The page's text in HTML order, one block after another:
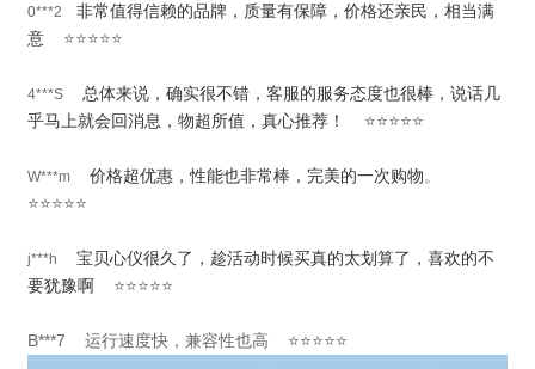
0***2
非常值得信赖的品牌，质量有保障，价格还亲民，相当满
意 ⭐⭐⭐⭐⭐
4***S
总体来说，确实很不错，客服的服务态度也很棒，说话几
乎马上就会回消息，物超所值，真心推荐 ！ ⭐⭐⭐⭐⭐
W***m 价格超优惠，性能也非常棒，完美的一次购物。
⭐⭐⭐⭐⭐
j***h
宝贝心仪很久了，趁活动时候买真的太划算了，喜欢的不
要犹豫啊 ⭐⭐⭐⭐⭐
B***7 运行速度快，兼容性也高 ⭐⭐⭐⭐⭐